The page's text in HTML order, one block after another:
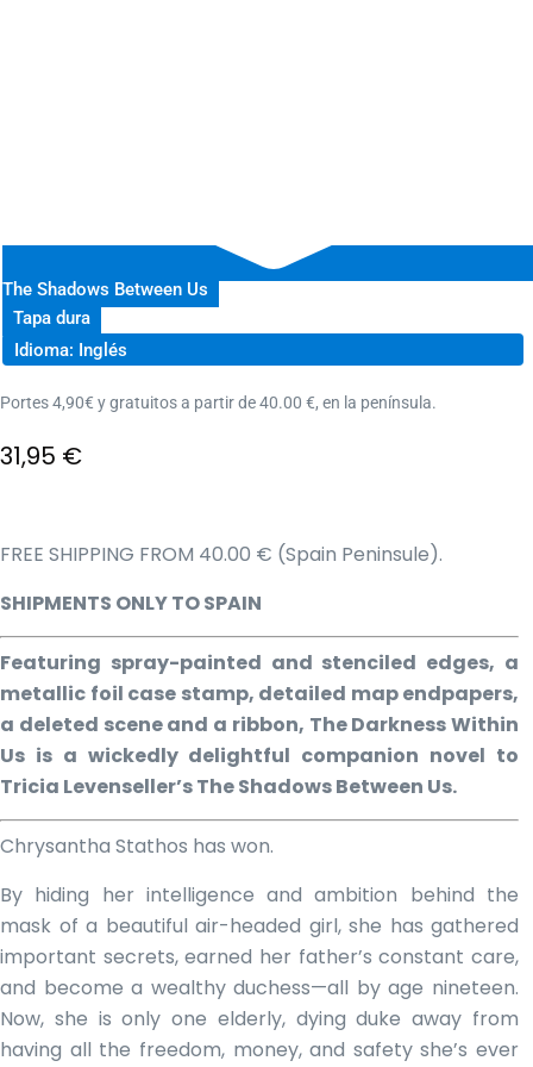
The Shadows Between Us
Tapa dura
Idioma: Inglés
Portes 4,90€ y gratuitos a partir de 40.00 €, en la península.
31,95 €
FREE SHIPPING FROM 40.00 € (Spain Peninsule).
SHIPMENTS ONLY TO SPAIN
Featuring spray-painted and stenciled edges, a
metallic foil case stamp, detailed map endpapers,
a deleted scene and a ribbon, The Darkness Within
Us is a wickedly delightful companion novel to
Tricia Levenseller’sThe Shadows Between Us.
Chrysantha Stathos has won.
By hiding her intelligence and ambition behind the
mask of a beautiful air-headed girl, she has gathered
important secrets, earned her father’s constant care,
and become a wealthy duchess—all by age nineteen.
Now, she is only one elderly, dying duke away from
having all the freedom, money, and safety she’s ever